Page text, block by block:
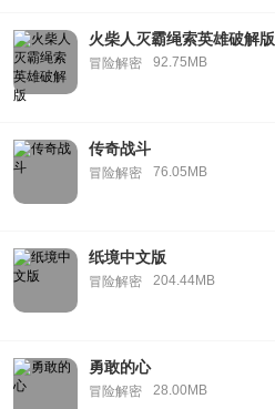
火柴人灭霸绳索英雄破解版
冒险解密 92.75MB
传奇战斗
冒险解密 76.05MB
纸境中文版
冒险解密 204.44MB
勇敢的心
冒险解密 28.00MB